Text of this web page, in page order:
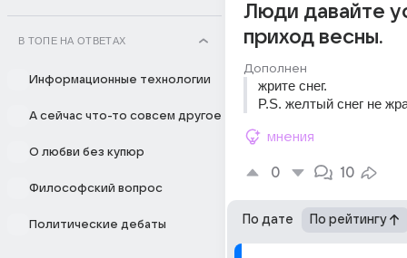
В ТОПЕ НА ОТВЕТАХ
Информационные технологии
А сейчас что-то совсем другое
О любви без купюр
Философский вопрос
Политические дебаты
Люди давайте
приход весны.
Дополнен
жрите снег.
P.S. желтый снег не
мнения
0 10
По дате По рейтингу